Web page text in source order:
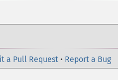
a Pull Request • Report a Bug